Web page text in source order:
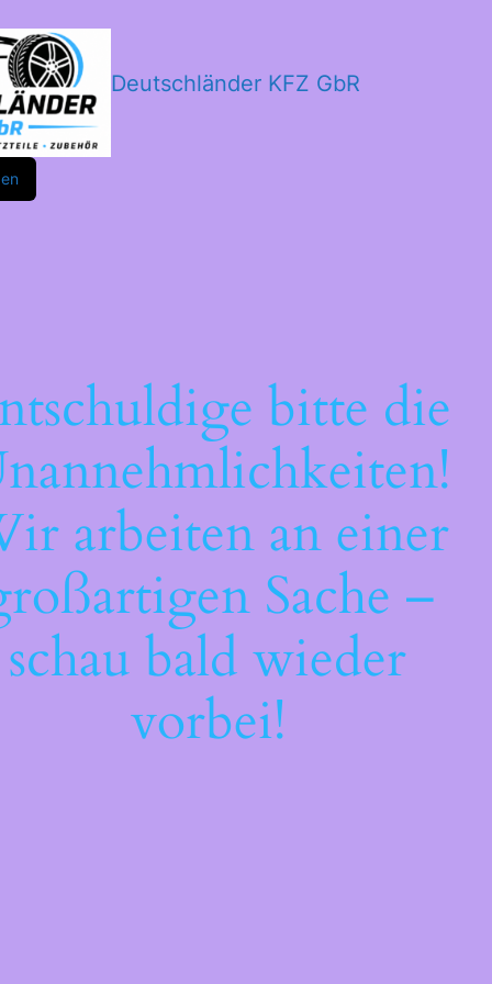
Deutschländer KFZ GbR
bitte die
arbeiten an einer
Sache –
schau bald wieder
vorbei!